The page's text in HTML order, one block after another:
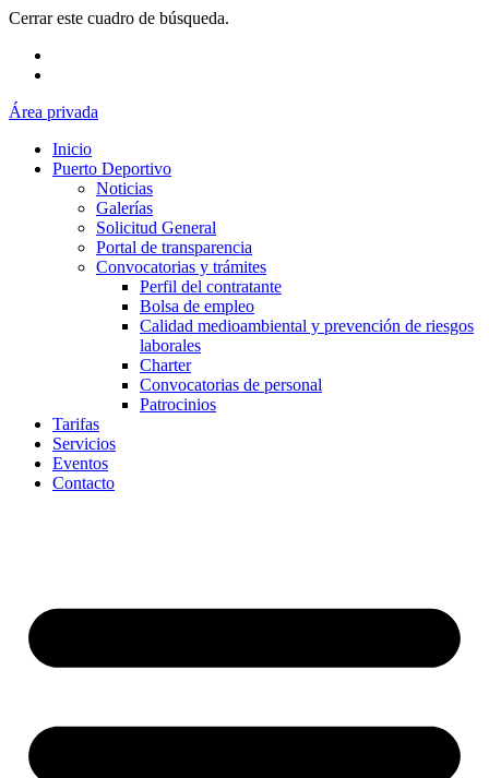
Cerrar este cuadro de búsqueda.
Área privada
Inicio
Puerto Deportivo
Noticias
Galerías
Solicitud General
Portal de transparencia
Convocatorias y trámites
Perfil del contratante
Bolsa de empleo
Calidad medioambiental y prevención de riesgos
laborales
Charter
Convocatorias de personal
Patrocinios
Tarifas
Servicios
Eventos
Contacto